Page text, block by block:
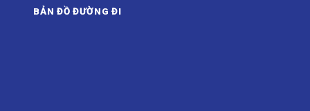
BẢN ĐỒ ĐƯỜNG ĐI